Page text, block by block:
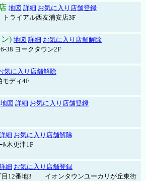
地図 詳細 お気に入り店舗登録
ライアル西友浦安店3F
) 地図 詳細 お気に入り店舗解除
38 ヨークタウン2F
気に入り店舗解除
モディ4F
地図 詳細 お気に入り店舗登録
細 お気に入り店舗解除
木更津1F
細 お気に入り店舗登録
目12番地3 イオンタウンユーカリが丘東街